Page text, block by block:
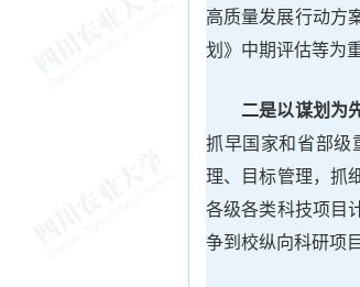
高质量发展行动方
划》中期评估等为
二是以谋划为
抓早国家和省部级
理、目标管理，抓
各级各类科技项目
争到校纵向科研项